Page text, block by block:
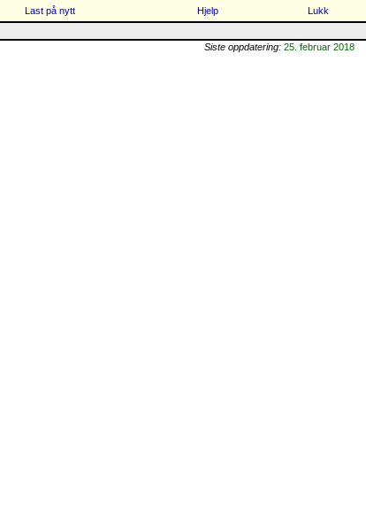
Last på nytt Hjelp
Lukk
Siste oppdatering: 25. februar 2018